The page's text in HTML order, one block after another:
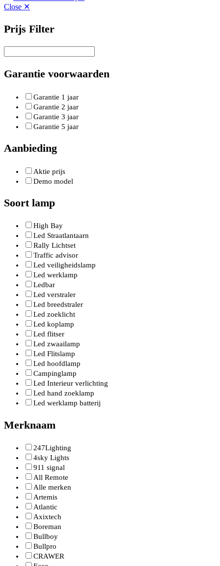
Close ✕
Prijs Filter
Garantie voorwaarden
Garantie 1 jaar
Garantie 2 jaar
Garantie 3 jaar
Garantie 5 jaar
Aanbieding
Aktie prijs
Demo model
Soort lamp
High Bay
Led Straatlantaarn
Rally Lichtset
Traffic advisor
Led veiligheidslamp
Led werklamp
Ledbar
Led verstraler
Led breedstraler
Led zoeklicht
Led koplamp
Led flitser
Led zwaailamp
Led Flitslamp
Led hoofdlamp
Campinglamp
Led Interieur verlichting
Led hand zoeklamp
Led werklamp batterij
Merknaam
247Lighting
4sky Lights
911 signal
All Remote
Alle merken
Artemis
Atlantic
Axixtech
Boreman
Bullboy
Bullpro
CRAWER